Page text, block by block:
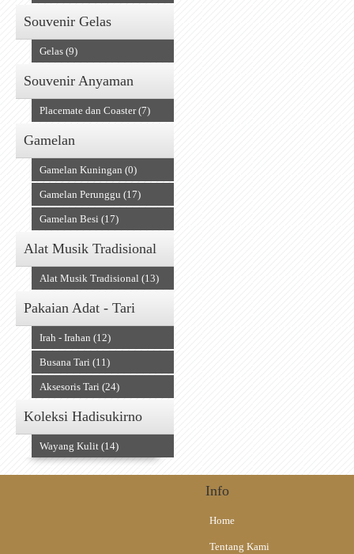
Souvenir Gelas
Gelas (9)
Souvenir Anyaman
Placemate dan Coaster (7)
Gamelan
Gamelan Kuningan (0)
Gamelan Perunggu (17)
Gamelan Besi (17)
Alat Musik Tradisional
Alat Musik Tradisional (13)
Pakaian Adat - Tari
Irah - Irahan (12)
Busana Tari (11)
Aksesoris Tari (24)
Koleksi Hadisukirno
Wayang Kulit (14)
Info
Home
Tentang Kami